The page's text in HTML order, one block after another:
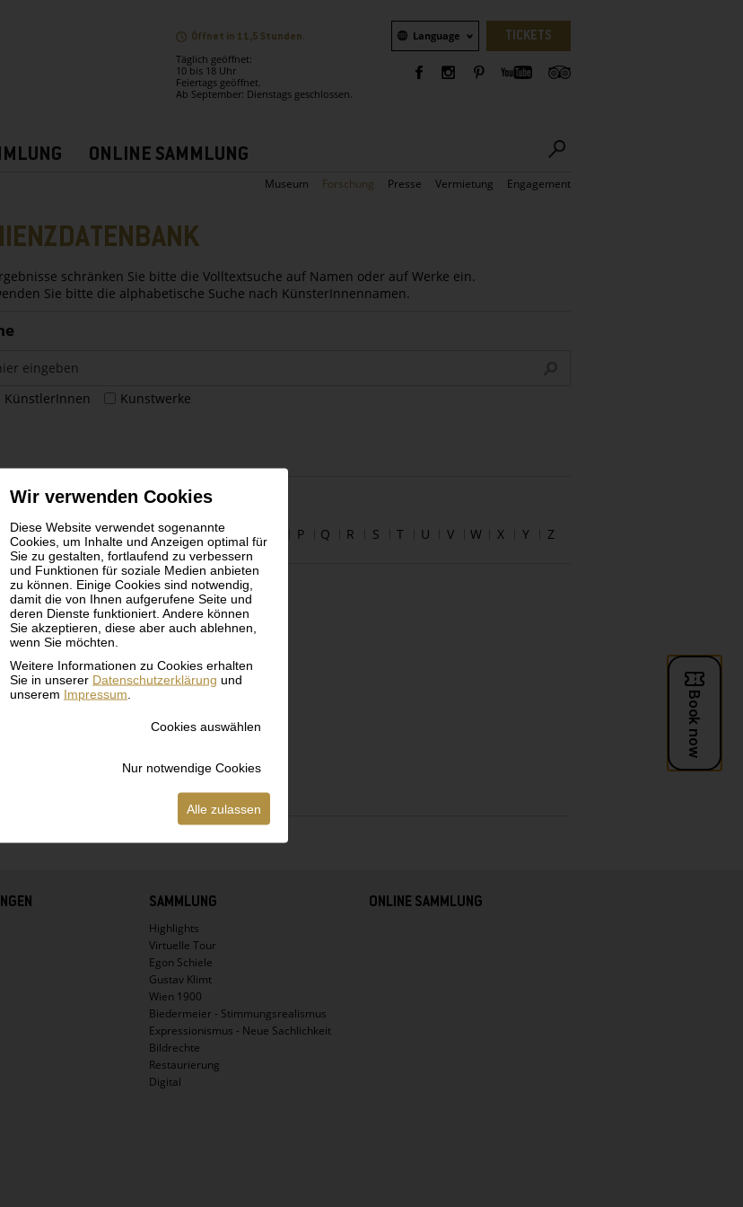
Wir verwenden Cookies
Diese Website verwendet sogenannte
Cookies, um Inhalte und Anzeigen optimal für
Sie zu gestalten, fortlaufend zu verbessern
und Funktionen für soziale Medien anbieten
zu können. Einige Cookies sind notwendig,
damit die von Ihnen aufgerufene Seite und
deren Dienste funktioniert. Andere können
Sie akzeptieren, diese aber auch ablehnen,
wenn Sie möchten.
Weitere Informationen zu Cookies erhalten
Sie in unserer Datenschutzerklärung und
unserem Impressum
Cookies auswählen
Nur notwendige Cookies
Alle zulassen
Öffnet in 11,5 Stunden.
Täglich geöffnet:
10 bis 18 Uhr
Feiertags geöffnet.
Ab September: Dienstags geschlossen.
Sprachauswahl
Language TICKETS
ONLINE SAMMLUNG
Museum Forschung Presse Vermietung Engagement
schränken Sie bitte die Volltextsuche auf Namen oder auf Werke ein.
Sie bitte die alphabetische Suche nach KünsterInnennamen.
KünstlerInnen
Kunstwerke
alphabetisch
E F G H I J K L M N P Q R S T U V W X Y Z
Andersen
Äpfeln und Birnen
SAMMLUNG
Highlights
Virtuelle Tour
Egon Schiele
Gustav Klimt
Wien 1900
Biedermeier - Stimmungsrealismus
Expressionismus - Neue Sachlichkeit
Bildrechte
Restaurierung
Digital
ONLINE SAMMLUNG